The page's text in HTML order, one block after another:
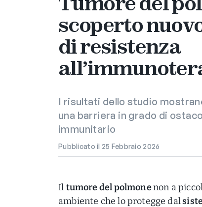
scoperto
di resistenza
I risultati dello studio
una barriera in grado di
immunitario
Pubblicato il 25 Febbraio 2026
Il tumore del polmonenon a
ambiente che lo protegge dal